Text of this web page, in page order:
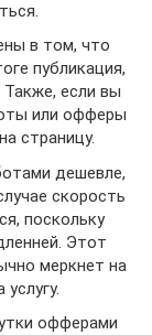
в том, что
публикация,
если вы
или офферы
страницу.
дешевле,
скорость
поскольку
Этот
меркнет на
офферами